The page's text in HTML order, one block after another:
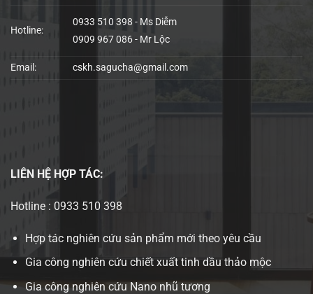
Hotline:
0933 510 398 - Ms Diễm
0909 967 086 - Mr Lộc
Email: cskh.sagucha@gmail.com
LIÊN HỆ HỢP TÁC:
Hotline : 0933 510 398
Hợp tác nghiên cứu sản phẩm mới theo yêu cầu
Gia công nghiên cứu chiết xuất tinh dầu thảo mộc
Gia công nghiên cứu Nano nhũ tương